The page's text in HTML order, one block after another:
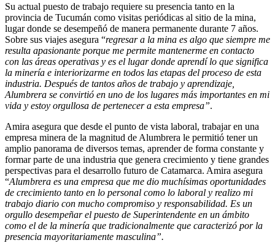
Su actual puesto de trabajo requiere su presencia tanto en la
provincia de Tucumán como visitas periódicas al sitio de la mina,
lugar donde se desempeñó de manera permanente durante 7 años.
Sobre sus viajes asegura “regresar a la mina es algo que siempre me
resulta apasionante porque me permite mantenerme en contacto
con las áreas operativas y es el lugar donde aprendí lo que significa
la minería e interiorizarme en todos las etapas del proceso de esta
industria. Después de tantos años de trabajo y aprendizaje,
Alumbrera se convirtió en uno de los lugares más importantes en mi
vida y estoy orgullosa de pertenecer a esta empresa”.
Amira asegura que desde el punto de vista laboral, trabajar en una
empresa minera de la magnitud de Alumbrera le permitió tener un
amplio panorama de diversos temas, aprender de forma constante y
formar parte de una industria que genera crecimiento y tiene grandes
perspectivas para el desarrollo futuro de Catamarca. Amira asegura
“Alumbrera es una empresa que me dio muchísimas oportunidades
de crecimiento tanto en lo personal como lo laboral y realizo mi
trabajo diario con mucho compromiso y responsabilidad. Es un
orgullo desempeñar el puesto de Superintendente en un ámbito
como el de la minería que tradicionalmente que caracterizó por la
presencia mayoritariamente masculina”.